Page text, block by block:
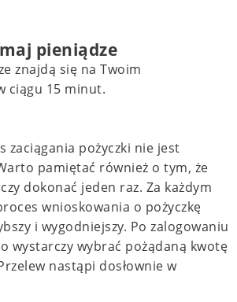
pieniądze
znajdą się na Twoim
ciągu 15 minut.
zaciągania pożyczki nie jest
pamiętać również o tym, że
dokonać jeden raz. Za każdym
wnioskowania o pożyczkę
i wygodniejszy. Po zalogowaniu
wystarczy wybrać pożądaną kwotę
nastąpi dosłownie w